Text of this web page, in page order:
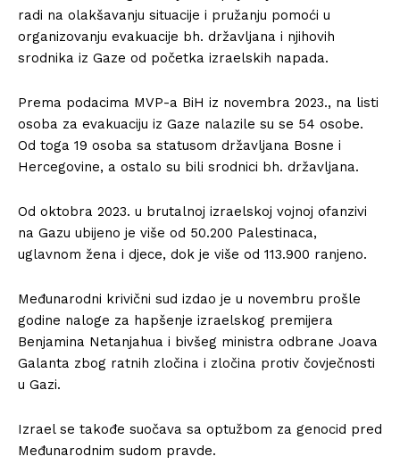
radi na olakšavanju situacije i pružanju pomoći u
organizovanju evakuacije bh. državljana i njihovih
srodnika iz Gaze od početka izraelskih napada.
Prema podacima MVP-a BiH iz novembra 2023., na listi
osoba za evakuaciju iz Gaze nalazile su se 54 osobe.
Od toga 19 osoba sa statusom državljana Bosne i
Hercegovine, a ostalo su bili srodnici bh. državljana.
Od oktobra 2023. u brutalnoj izraelskoj vojnoj ofanzivi
na Gazu ubijeno je više od 50.200 Palestinaca,
uglavnom žena i djece, dok je više od 113.900 ranjeno.
Međunarodni krivični sud izdao je u novembru prošle
godine naloge za hapšenje izraelskog premijera
Benjamina Netanjahua i bivšeg ministra odbrane Joava
Galanta zbog ratnih zločina i zločina protiv čovječnosti
u Gazi.
Izrael se takođe suočava sa optužbom za genocid pred
Međunarodnim sudom pravde.